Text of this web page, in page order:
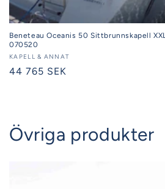
Beneteau Oceanis 50 Sittbrunnskapell
070520
Säljare:
KAPELL & ANNAT
Ordinarie
44 765 SEK
Övriga produkter